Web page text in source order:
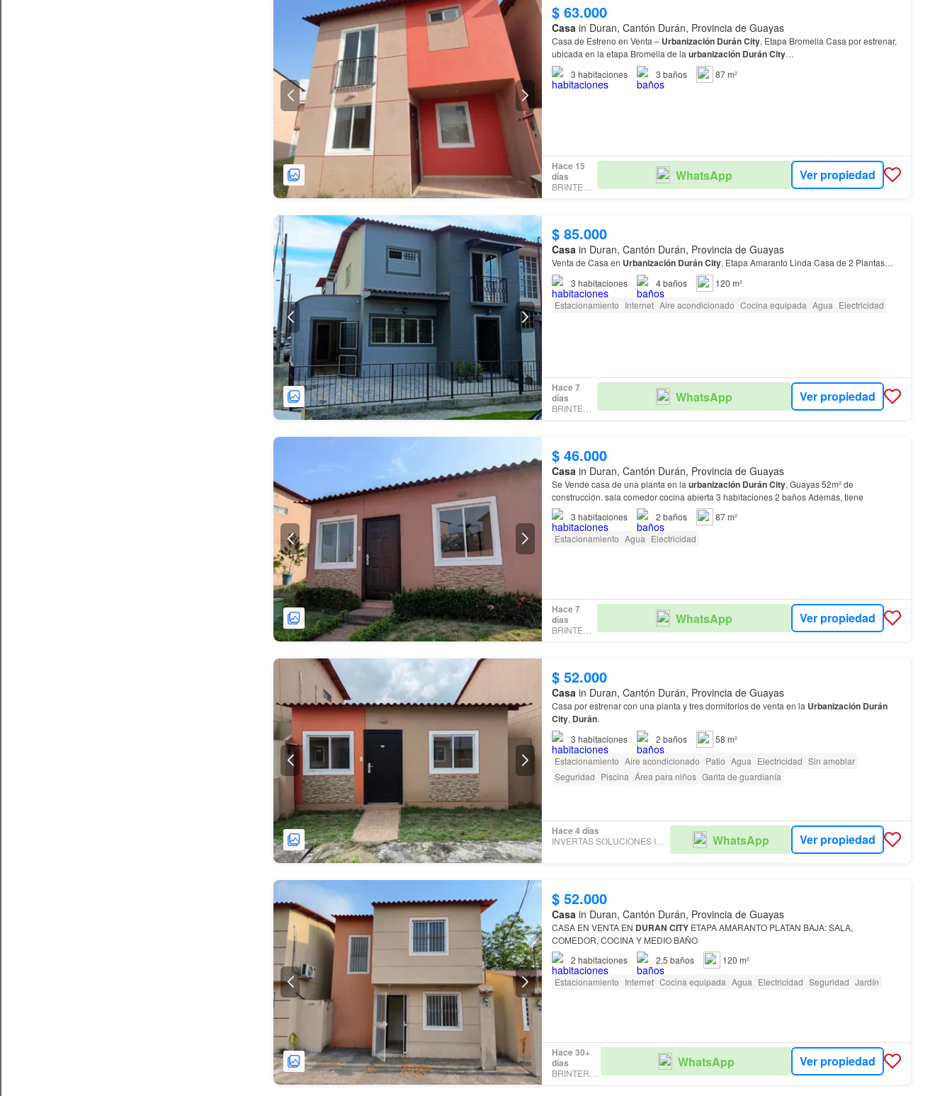
$ 63.000
Casa in Duran, Cantón Durán, Provincia de Guayas
Casa de Estreno en Venta – Urbanización DuránCity, Etapa Bromelia Casa por estrenar,
ubicada en la etapa Bromelia de la urbanización DuránCity…
3 habitaciones 3 baños 87 m²
Hace 15
días
WhatsApp Ver propiedad
$ 85.000
Casa in Duran, Cantón Durán, Provincia de Guayas
Venta de Casa en Urbanización DuránCity
, Etapa Amaranto Linda Casa de 2 Plantas…
3 habitaciones 4baños
120 m²
Estacionamiento Internet Aire acondicionado Cocina equipada Agua Electricidad
Hace 7
días
WhatsApp Ver propiedad
$ 46.000
Casa in Duran, Cantón Durán, Provincia de Guayas
Se Vende casa de una planta en la urbanización DuránCity, Guayas 52m² de
construcción. sala comedor cocina abierta 3 habitaciones 2 baños Además, tiene
3 habitaciones 2 baños
87 m²
Estacionamiento Agua Electricidad
Hace 7
días
WhatsApp Ver propiedad
$ 52.000
Casa in Duran, Cantón Durán, Provincia de Guayas
Casa por estrenar con una planta y tres dormitorios de venta en la Urbanización Durán
City, Durán.
3 habitaciones 2 baños
58 m²
Estacionamiento Aire acondicionado Patio Agua Electricidad Sin amoblar
Seguridad Piscina Área para niños Garita de guardianía
Hace 4 días
INVERTAS SOLUCIONES INMOBILIARIAS S A WhatsApp Ver propiedad
$ 52.000
Casa in Duran, Cantón Durán, Provincia de Guayas
CASA EN VENTA EN DURAN CITYETAPA AMARANTO PLATAN BAJA: SALA,
COMEDOR, COCINA Y MEDIO BAÑO
2 habitaciones 2,5 baños
120 m²
Estacionamiento Internet Cocina equipada Agua Electricidad Seguridad Jardín
Hace 30+
días
WhatsApp Ver propiedad